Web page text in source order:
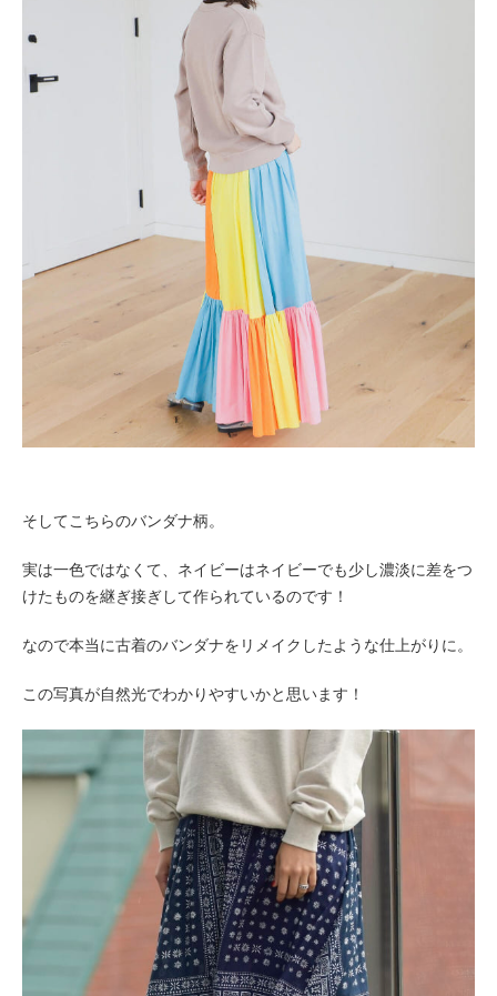
そしてこちらのバンダナ柄。
実は一色ではなくて、ネイビーはネイビーでも少し濃淡に差をつ
けたものを継ぎ接ぎして作られているのです！
なので本当に古着のバンダナをリメイクしたような仕上がりに。
この写真が自然光でわかりやすいかと思います！